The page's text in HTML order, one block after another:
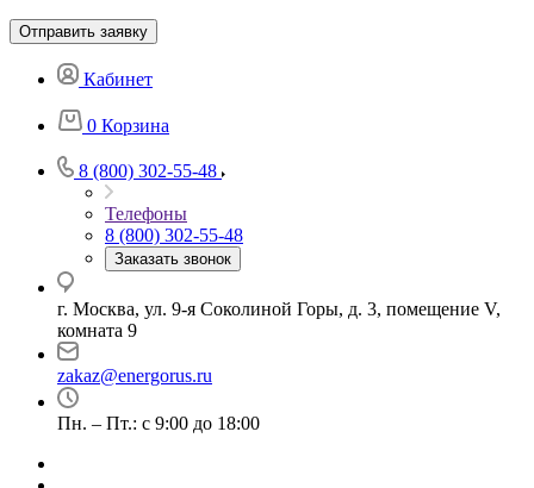
Отправить заявку
Кабинет
0 Корзина
8 (800) 302-55-48
Телефоны
8 (800) 302-55-48
Заказать звонок
г. Москва, ул. 9-я Соколиной Горы, д. 3, помещение V,
комната 9
zakaz@energorus.ru
Пн. – Пт.: с 9:00 до 18:00